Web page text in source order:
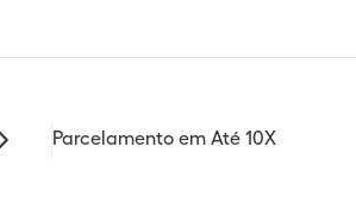
Parcelamento em Até 10X